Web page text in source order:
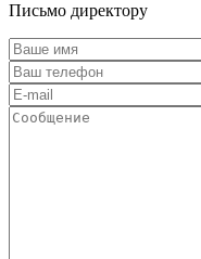
Письмо директору